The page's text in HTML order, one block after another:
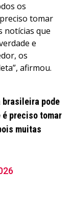
os
tomar
notícias que
e
os
afirmou.
brasileira pode
é preciso tomar
muitas